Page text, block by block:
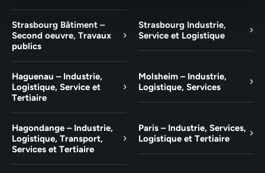
Strasbourg Bâtiment –
Second oeuvre, Travaux
publics
Strasbourg Industrie,
Service et Logistique
Haguenau – Industrie,
Logistique, Service et
Tertiaire
Molsheim – Industrie,
Logistique, Services
Hagondange – Industrie,
Logistique, Transport,
Services et Tertiaire
Paris – Industrie, Services,
Logistique et Tertiaire